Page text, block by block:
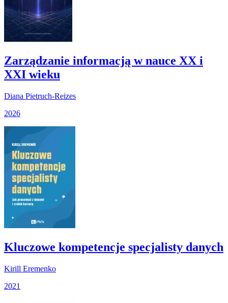
Zarządzanie informacją w nauce XX i
XXI wieku
Diana Pietruch-Reizes
2026
Kluczowe kompetencje specjalisty danych
Kirill Eremenko
2021